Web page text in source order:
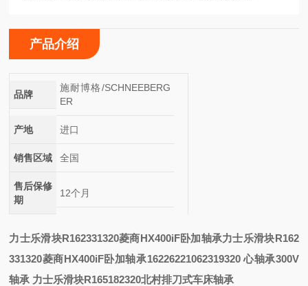
产品介绍
品牌
施耐博格/SCHNEEBERG
ER
产地 进口
销售区域 全国
售后保修
期
12个月
力士乐滑块R162331320菱商HX400iF卧加轴承力士乐滑块R162
331320菱商HX400iF卧加轴承16226221062319320 心轴承300V
轴承 力士乐滑块R165182320北村排刀式车床轴承